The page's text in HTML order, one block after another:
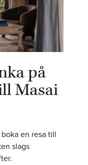
på
Masai
en resa till
slags